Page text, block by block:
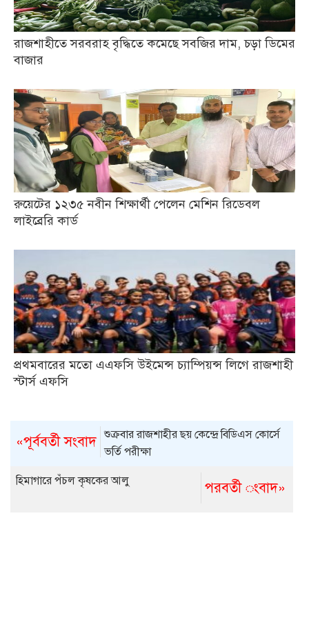
রাজশাহীতে সরবরাহ বৃদ্ধিতে কমেছে সবজির দাম, চড়া ডিমের
বাজার
রুয়েটের ১২৩৫ নবীন শিক্ষার্থী পেলেন মেশিন রিডেবল
লাইব্রেরি কার্ড
প্রথমবারের মতো এএফসি উইমেন্স চ্যাম্পিয়ন্স লিগে রাজশাহী
স্টার্স এফসি
«পূর্ববর্তী সংবাদ শুক্রবার রাজশাহীর ছয় কেন্দ্রে বিডিএস কোর্সে
ভর্তি পরীক্ষা
পরবর্তী ংবাদ»
হিমাগারে পঁচল কৃষকের আলু